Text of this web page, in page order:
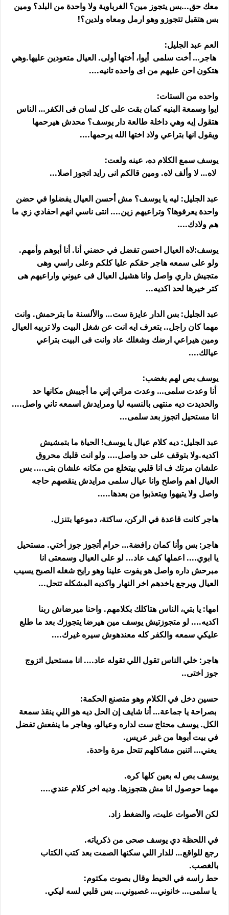
معك حق...بس يتجوز مين؟ الغرباوية ولا واحدة من البلد؟ ومين
بس هتقبل تتجوزو وهو ارمل ومعاه ولدين؟!
العم عبد الجليل:
هاجر… أخت سلمى أيوا، أختها أولى. العيال متعودين عليها.وهي
هتكون احن عليهم من اى واحده تانيه....
واحده من الستات:
ايوا وسمعة البنيه كمان بقت على كل لسان فى الكفر… الناس
هتقول إيه وهي داخلة طالعة دار يوسف؟ محدش هيرحمها
ويقول انها بتراعي ولاد اختها الله يرحمها....
يوسف سمع الكلام ده، عينه ولعت:
لاه… لا وألف لاه. ومين قالكم انى رايد اتجوز اصلا...
عبد الجليل: ليه يا يوسف؟ مش أحسن العيال يفضلوا في حضن
واحدة يعرفوها؟ وتراعيهم زين.... انتى ناسي انهم احفادي زي ما
هم ولادك....
يوسف:لاه العيال احسن تفضل في حضني أنا. أنا أبوهم وأمهم.
ولو على سمعه هاجر حقكم عليا كلكم وعلى راسي وهى
متجيش داري واصل وانا هشيل العيال فى عيوني واراعيهم هى
كتر خيرها لحد اكديه...
عبد الجليل: بس الدار عايزة ست… والألسنة ما بترحمش. وانت
مهما كان راجل.. بتعرف ايه انت عن شغل البيت ولا تربيه العيال
ومين هيراعي ارضك وشغلك عاد وانت فى البيت بتراعي
عيالك....
يوسف بص لهم بغضب:
أنا وعدت سلمى… وعدت مراتي إني ما أجيبش مكانها حد
والحديدت ديه منتهى بالنسبه ليا ومرايدش اسمعه تاني واصل....
انا مستحيل اتجوز بعد سلمى...
عبد الجليل: ديه كلام عيال يا يوسف! الحياة ما بتمشيش
اكديه.ولا بتوقف على حد واصل.... ولو انت قلبك محروق
علشان مرتك ف انا قلبي بيتخلع من مكانه علشان بتى.... بس
العيال اهم واصلح وانا عيال سلمى مرايدش ينقصهم حاجه
واصل ولا يتيهوا ويتعذبوا من بعدها.....
هاجر كانت قاعدة في الركن، ساكتة، دموعها بتنزل.
هاجر: بس وأنا كمان رافضة… حرام أتجوز جوز أختي. مستحيل
يا ابوي.... اعملها كيف عاد... لو على العيال وسمعتى انا
مبرحش داره واصل هو يفوت علينا وهو رايح شغله الصبح يسيب
العيال ويرجع ياخدهم اخر النهار واكديه المشكله تتحل...
امها: يا بتي، الناس هتاكلك بكلامهم. واحنا ميرضاش ربنا
اكديه.... لو متجوزتيش يوسف مين هيرضا يتجوزك بعد ما طلع
عليكي سمعه والكفر كله معندهوش سيره غيرك....
هاجر: خلي الناس تقول اللي تقوله عاد.... انا مستحيل اتزوج
جوز اختى..
حسين دخل في الكلام وهو متصنع الحكمة:
بصراحة يا جماعة… أنا شايف إن الحل ديه هو اللي ينقذ سمعة
الكل. يوسف محتاج ست لداره وعيالو، وهاجر ما ينفعش تفضل
في بيت أبوها من غير عريس.
يعني… اتنين مشاكلهم تتحل مرة واحدة.
يوسف بص له بعين كلها كره.
مهما حوصول انا مش هتجوزها. وديه اخر كلام عندي....
لكن الأصوات عليت، والضغط زاد.
في اللحظة دي يوسف صحى من ذكرياته.
رجع للواقع… للدار اللي سكنها الصمت بعد كتب الكتاب
بالغصب.
حط راسه في الحيط وقال بصوت مكتوم:
يا سلمى… خانوني… غصبوني… بس قلبي لسه ليكي.